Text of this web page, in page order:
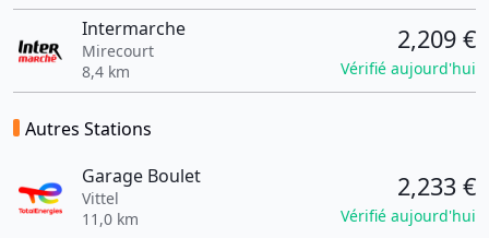
Intermarche
Mirecourt
8,4 km
2,209 €
Vérifié aujourd'hui
Autres Stations
Garage Boulet
Vittel
11,0 km
2,233 €
Vérifié aujourd'hui